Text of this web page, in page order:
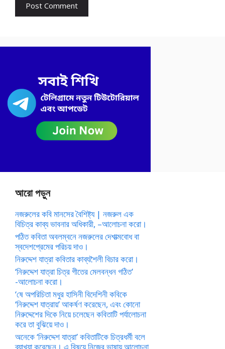
আরো পড়ুন
নজরুলের কবি মানসের বৈশিষ্ট্য | নজরুল এক
বিচিত্র কাব্য ভাবনার অধিকারী, –আলোচনা করো।
পঠিত কবিতা অবলম্বনে নজরুলের দেশাত্মবোধ বা
স্বদেশপ্রেমের পরিচয় দাও।
নিরুদ্দেশ যাত্রা কবিতার কাব্যশৈলী বিচার করো।
‘নিরুদ্দেশ যাত্রা চিত্র গীতের মেলবন্ধন গঠিত’
-আলোচনা করো।
‘ষে অপরিচিতা মধুর হাসিনী বিদেশিনী কবিকে
‘নিরুদ্দেশ যাত্রায়’ আকর্ষণ করেছেন, এবং কোনো
নিরুদ্দেশের দিকে নিয়ে চলেছেন কবিতাটি পর্যালোচনা
করে তা বুঝিয়ে দাও।
অনেকে ‘নিরুদ্দেশ যাত্রা’ কবিতাটিকে চিত্রধর্মী বলে